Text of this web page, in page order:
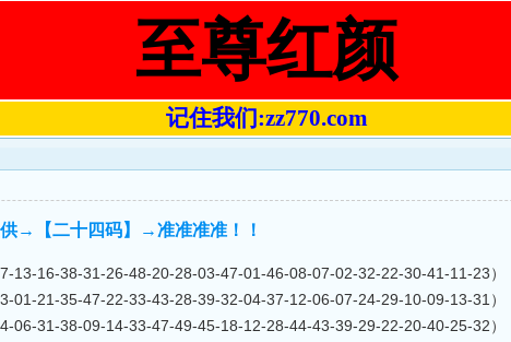
至尊红颜
记住我们:zz770.com
→【二十四码】→准准准准！！
13-16-38-31-26-48-20-28-03-47-01-46-08-07-02-32-22-30-41-11-23）
01-21-35-47-22-33-43-28-39-32-04-37-12-06-07-24-29-10-09-13-31）
06-31-38-09-14-33-47-49-45-18-12-28-44-43-39-29-22-20-40-25-32）